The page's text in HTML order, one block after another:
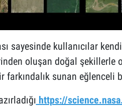
sayesinde kullanıcılar
oluşan doğal
farkındalık sunan eğlenceli
https://